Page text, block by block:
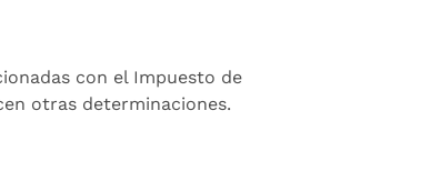
con el Impuesto de
otras determinaciones.